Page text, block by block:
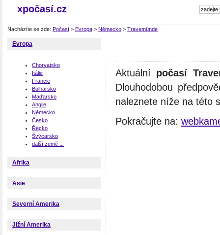
xpočasí.cz
Nacházíte se zde: Počasí > Evropa > Německo > Travemünde
Evropa
Chorvatsko
Itálie
Francie
Bulharsko
Maďarsko
Anglie
Německo
Česko
Řecko
Švýcarsko
další země ...
Afrika
Asie
Severní Amerika
Jižní Amerika
Aktuální počasí
Dlouhodobou
naleznete níže na této
Pokračujte na: